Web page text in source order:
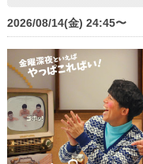
2026/08/14(金) 24:45〜